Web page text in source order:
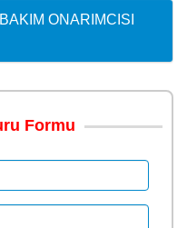
ONARIMCISI
Formu